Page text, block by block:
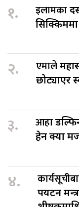
१. इलामका
सिक्किममा
२. एमाले
छोट्याएर
३. आहा
हेर्न क्या
४.
पर्यटन